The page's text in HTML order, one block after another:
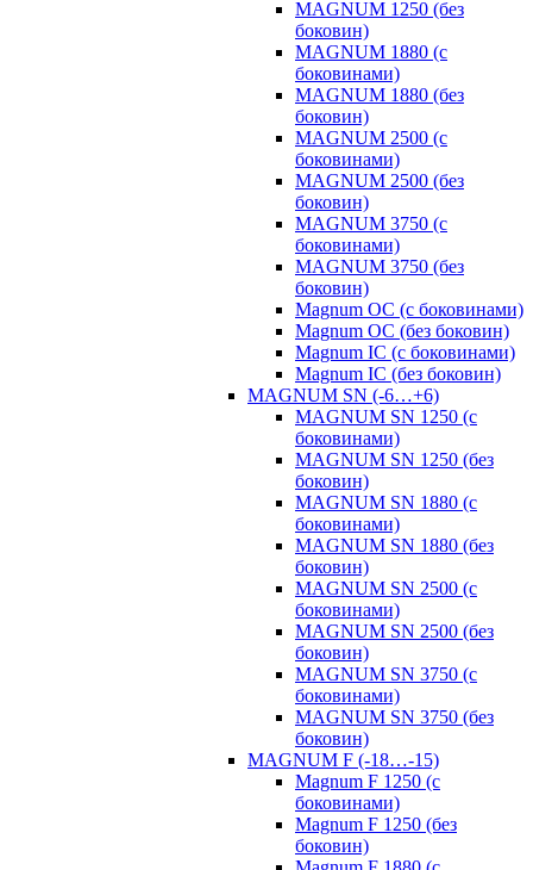
MAGNUM 1250 (без
боковин)
MAGNUM 1880 (с
боковинами)
MAGNUM 1880 (без
боковин)
MAGNUM 2500 (с
боковинами)
MAGNUM 2500 (без
боковин)
MAGNUM 3750 (с
боковинами)
MAGNUM 3750 (без
боковин)
Magnum OC (с боковинами)
Magnum OC (без боковин)
Magnum IC (с боковинами)
Magnum IC (без боковин)
MAGNUM SN (-6…+6)
MAGNUM SN 1250 (с
боковинами)
MAGNUM SN 1250 (без
боковин)
MAGNUM SN 1880 (с
боковинами)
MAGNUM SN 1880 (без
боковин)
MAGNUM SN 2500 (с
боковинами)
MAGNUM SN 2500 (без
боковин)
MAGNUM SN 3750 (с
боковинами)
MAGNUM SN 3750 (без
боковин)
MAGNUM F (-18…-15)
Magnum F 1250 (с
боковинами)
Magnum F 1250 (без
боковин)